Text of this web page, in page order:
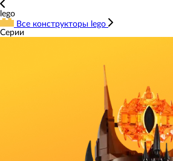
lego
Все конструкторы lego
Серии